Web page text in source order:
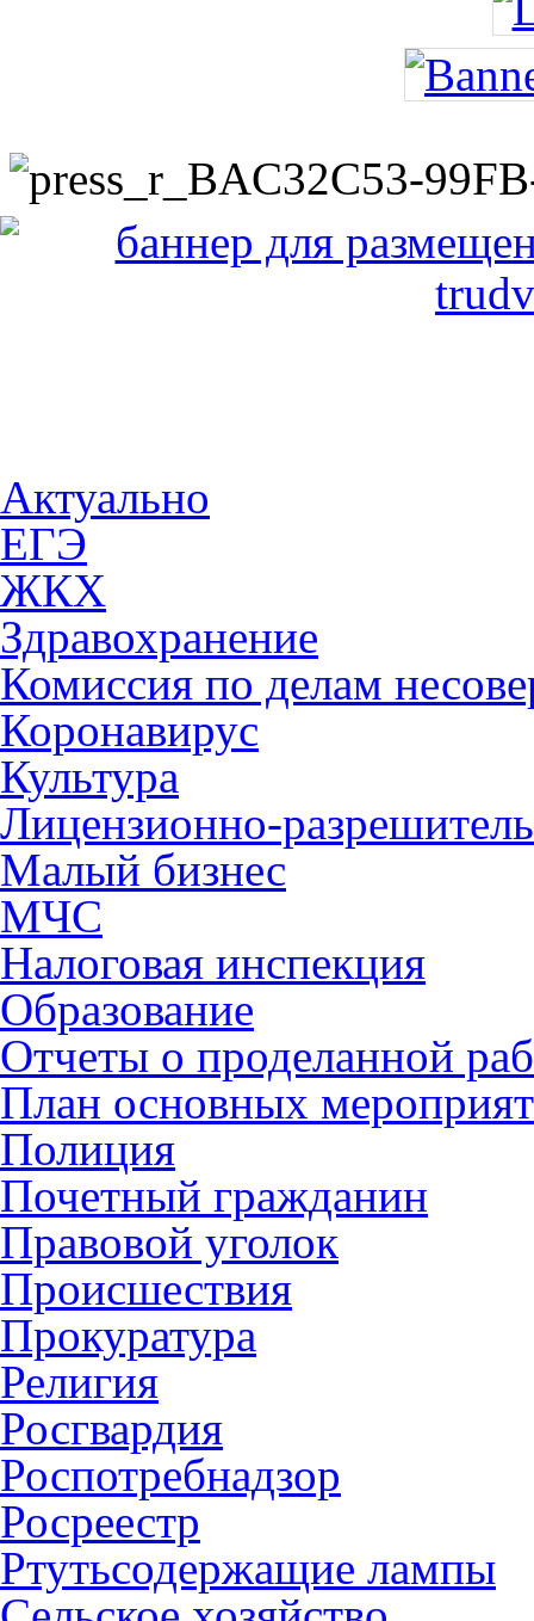
Актуально
ЕГЭ
ЖКХ
Здравохранение
Комиссия по делам
Коронавирус
Культура
Лицензионно-
Малый бизнес
МЧС
Налоговая инспекция
Образование
Отчеты о проделанной
План основных
Полиция
Почетный гражданин
Правовой уголок
Происшествия
Прокуратура
Религия
Росгвардия
Роспотребнадзор
Росреестр
Ртутьсодержащие лампы